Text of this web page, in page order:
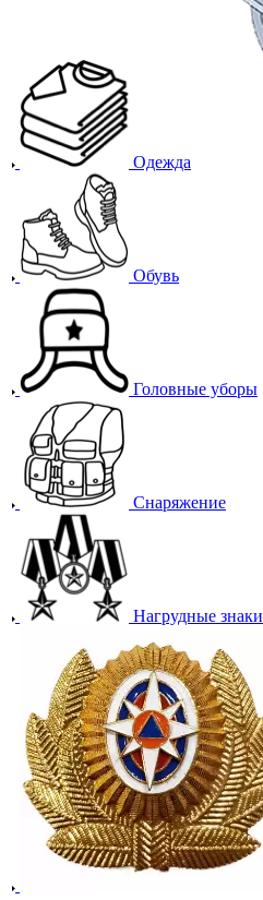
Одежда
Обувь
Головные уборы
Снаряжение
Нагрудные знаки